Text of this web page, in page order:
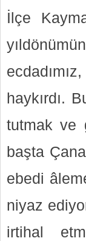
İlçe
haykırdı.
tutmak ve
başta
ebedi
niyaz
irtihal